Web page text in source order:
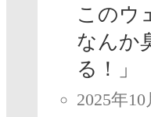
このウ
なんか
る！」
2025年